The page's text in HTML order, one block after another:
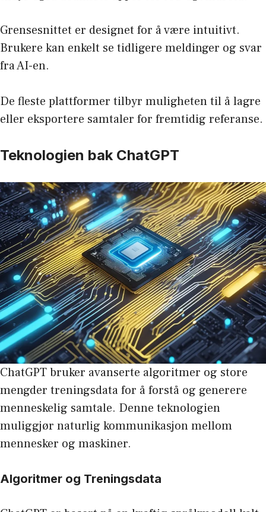
Grensesnittet er designet for å være intuitivt.
Brukere kan enkelt se tidligere meldinger og svar
fra AI-en.
De fleste plattformer tilbyr muligheten til å lagre
eller eksportere samtaler for fremtidig referanse.
Teknologien bak ChatGPT
ChatGPT bruker avanserte algoritmer og store
mengder treningsdata for å forstå og generere
menneskelig samtale. Denne teknologien
muliggjør naturlig kommunikasjon mellom
mennesker og maskiner.
Algoritmer og Treningsdata